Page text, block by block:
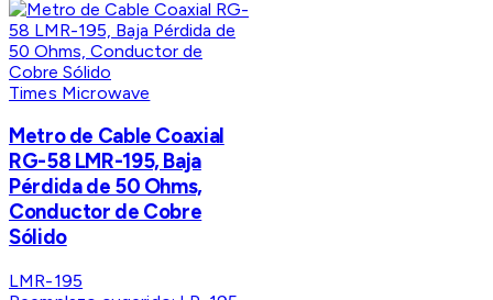
Times Microwave
Metro de Cable Coaxial
RG-58 LMR-195, Baja
Pérdida de 50 Ohms,
Conductor de Cobre
Sólido
LMR-195